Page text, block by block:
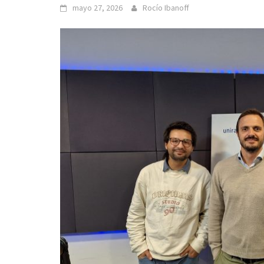
mayo 27, 2026 Rocío Ibanoff